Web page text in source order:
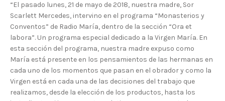
“El pasado lunes, 21 de mayo de 2018, nuestra madre, Sor
Scarlett Mercedes, intervino en el programa “Monasterios y
Conventos” de Radio María, dentro de la sección “Ora et
labora”. Un programa especial dedicado a la Virgen María. En
esta sección del programa, nuestra madre expuso como
María está presente en los pensamientos de las hermanas en
cada uno de los momentos que pasan en el obrador y como la
Virgen está en cada una de las decisiones del trabajo que
realizamos, desde la elección de los productos, hasta los